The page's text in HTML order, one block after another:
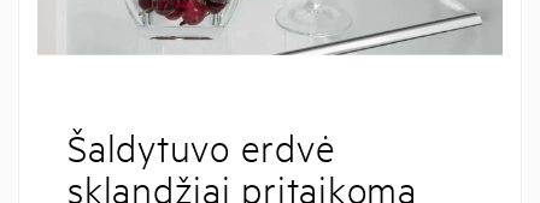
Šaldytuvo erdvė
sklandžiai pritaikoma